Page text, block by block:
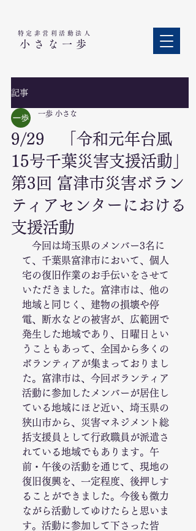
特定非営利活動法人​
小さな一歩
記事
9/29 「令和元年台風
15号千葉災害支援活動」
第3回 富津市災害ボラン
ティアセンターにおける
支援活動
一歩 小さな
今回は埼玉県のメンバー3名に
て、千葉県富津市において、個人
宅の復旧作業のお手伝いをさせて
いただきました。富津市は、他の
地域と同じく、建物の損壊や停
電、断水などの被害が、広範囲で
発生した地域であり、日曜日とい
うこともあって、全国から多くの
ボランティアが集まっておりまし
た。富津市は、今回ボランティア
活動に参加したメンバーが居住し
ている地域にほど近い、埼玉県の
狭山市から、災害マネジメント総
括支援員として行政職員が派遣さ
れている地域でもあります。午
前・午後の活動を通じて、現地の
復旧復興を、一定程度、後押しす
ることができました。今後も微力
ながら活動してゆけたらと思いま
す。活動に参加して下さった皆